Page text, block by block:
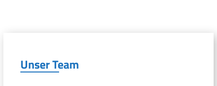
Unser Team